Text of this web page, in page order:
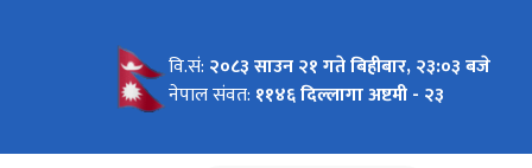
वि.सं: २०८३ साउन २१ गते बिहीबार, २३:०३ बजे
नेपाल संवत: ११४६ दिल्लागा अष्टमी - २३